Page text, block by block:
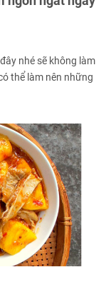
nhé sẽ không làm
thể làm nên những